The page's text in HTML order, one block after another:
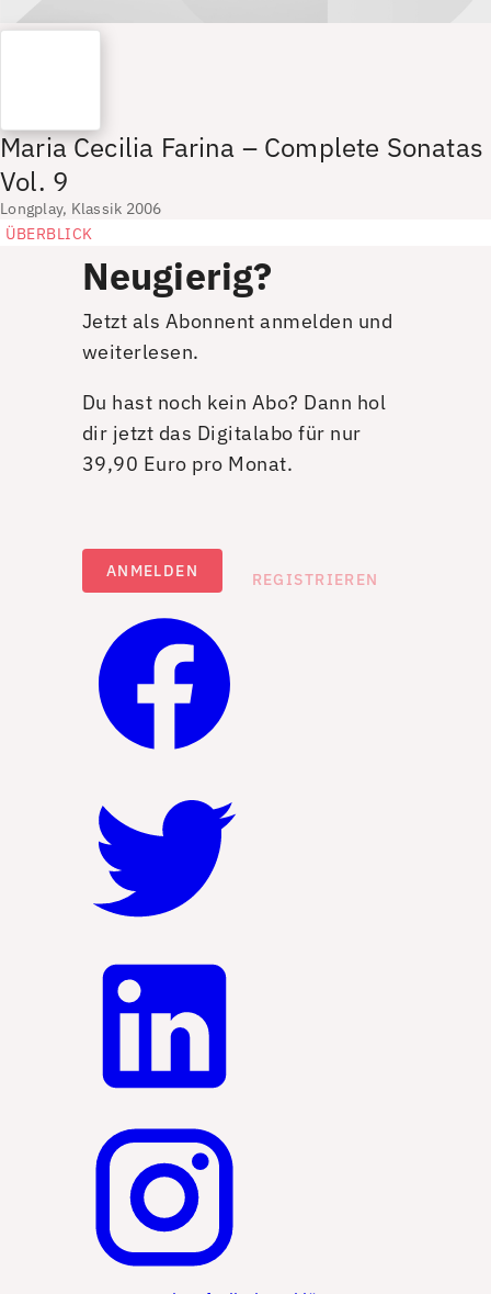
Maria Cecilia Farina – Complete Sonatas
Vol. 9
Longplay, Klassik 2006
ÜBERBLICK
Neugierig?
Jetzt als Abonnent anmelden und
weiterlesen.
Du hast noch kein Abo? Dann hol
dir jetzt das Digitalabo für nur
39,90 Euro pro Monat.
ANMELDEN REGISTRIEREN